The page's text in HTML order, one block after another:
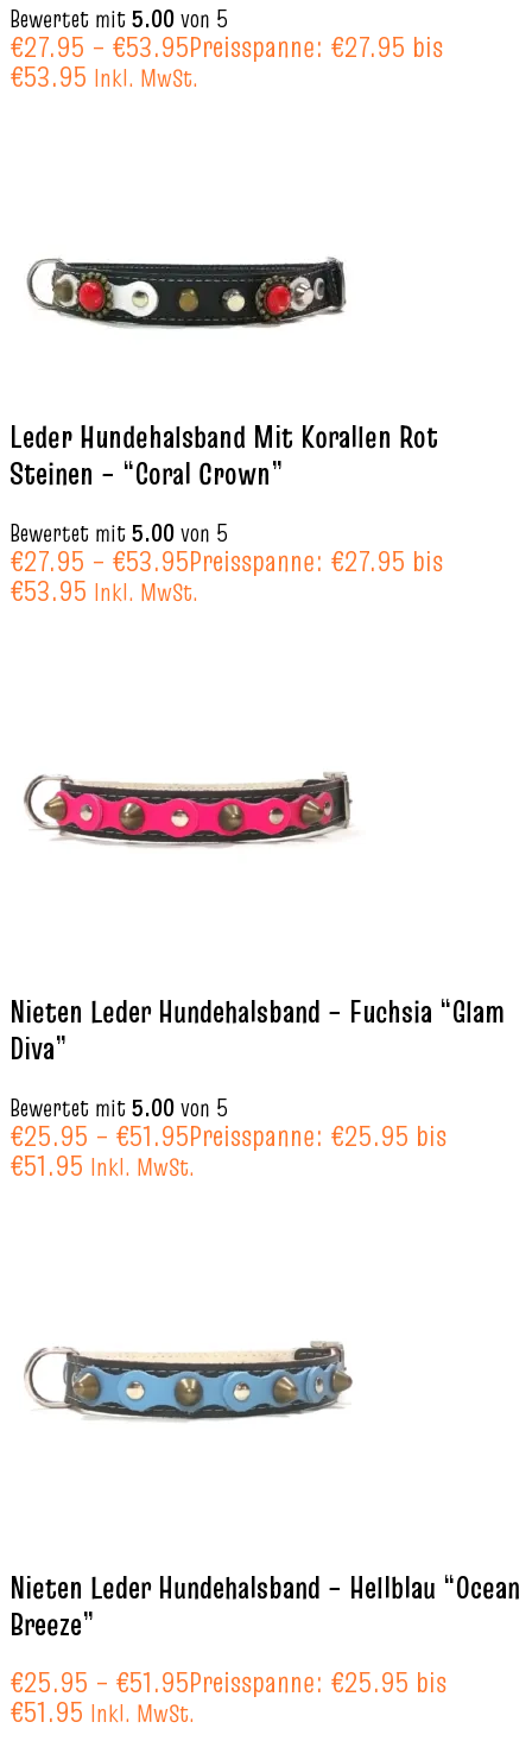
Bewertet mit5.00von 5
€27.95 – €53.95Preisspanne: €27.95 bis
€53.95 Inkl. MwSt.
Leder Hundehalsband Mit Korallen Rot
Steinen – “Coral Crown”
Bewertet mit5.00von 5
€27.95 – €53.95Preisspanne: €27.95 bis
€53.95 Inkl. MwSt.
Nieten Leder Hundehalsband – Fuchsia “Glam
Diva”
Bewertet mit5.00von 5
€25.95 – €51.95Preisspanne: €25.95 bis
€51.95 Inkl. MwSt.
Nieten Leder Hundehalsband – Hellblau “Ocean
Breeze”
€25.95 – €51.95Preisspanne: €25.95 bis
€51.95 Inkl. MwSt.